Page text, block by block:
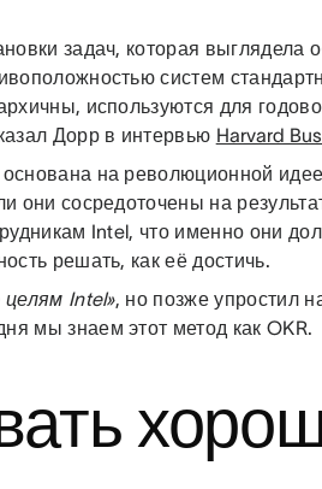
задач, которая выглядела
систем
используются для
Дорр в интервью Harvard
на революционной
они сосредоточены на
Intel, что именно они
решать, как её достичь.
целям Intel», но позже упростил
мы знаем этот метод как OKR.